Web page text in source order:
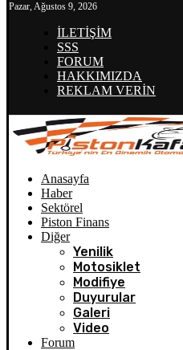
Pazar, Ağustos 9, 2026
İLETİŞİM
SSS
FORUM
HAKKIMIZDA
REKLAM VERİN
Anasayfa
Haber
Sektörel
Piston Finans
Diğer
Yenilik
Motosiklet
Modifiye
Duyurular
Galeri
Video
Forum